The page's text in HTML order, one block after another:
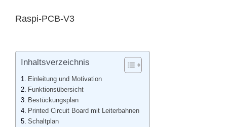
Raspi-PCB-V3
Inhaltsverzeichnis
Einleitung und Motivation
Funktionsübersicht
Bestückungsplan
Printed Circuit Board mit Leiterbahnen
Schaltplan